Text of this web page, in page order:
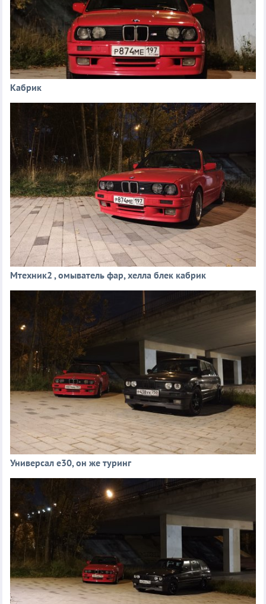
Кабрик
Мтехник2 , омыватель фар, хелла блек кабрик
Универсал е30, он же туринг